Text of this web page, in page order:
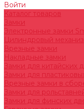
Войти
Каталог товаров
Замки
Электронные замки
Цилиндровый
Врезные замки
Накладные замки
Замки для китайских
Замки для
Врезные замки в
Замки для
Замки для финских